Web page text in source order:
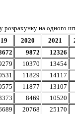
розрахунку на одного
2020 2021
9872 12326
10370 13454
11829 14117
11877 13107
8469 10520
20768 25170